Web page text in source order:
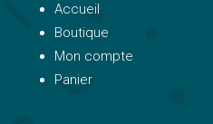
Accueil
Boutique
Mon compte
Panier